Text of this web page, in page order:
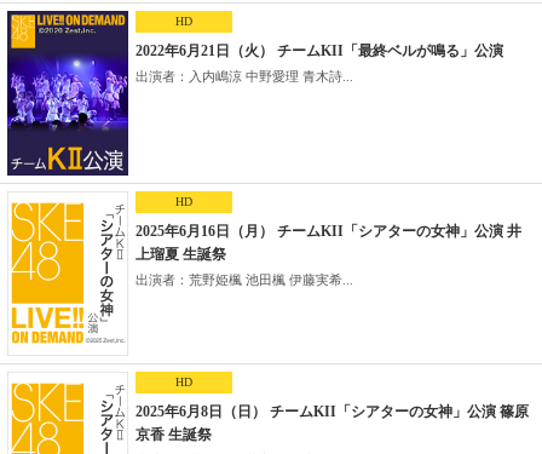
HD
2022年6月21日（火） チームKII「最終ベルが鳴る」公演
出演者：入内嶋涼 中野愛理 青木詩...
HD
2025年6月16日（月） チームKII「シアターの女神」公演 井
上瑠夏 生誕祭
出演者：荒野姫楓 池田楓 伊藤実希...
HD
2025年6月8日（日） チームKII「シアターの女神」公演 篠原
京香 生誕祭